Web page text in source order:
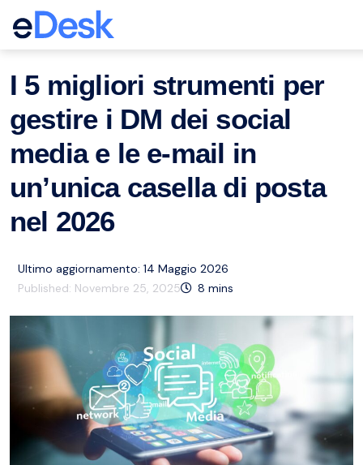
eCommerce Support Central
I 5 migliori strumenti per
gestire i DM dei social
media e le e-mail in
un’unica casella di posta
nel 2026
Ultimo aggiornamento: 14 Maggio 2026
Published: Novembre 25, 2025 8 mins